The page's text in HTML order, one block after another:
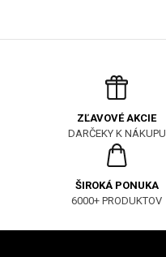
ZĽAVOVÉ AKCIE
DARČEKY K NÁKUPU
ŠIROKÁ PONUKA
6000+ PRODUKTOV